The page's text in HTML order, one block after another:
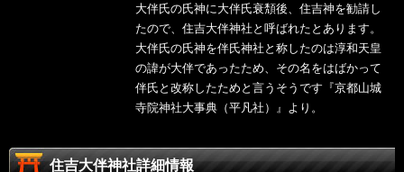
大伴氏の氏神に大伴氏衰頽後、住吉神を勧請し
たので、住吉大伴神社と呼ばれたとあります。
大伴氏の氏神を伴氏神社と称したのは淳和天皇
の諱が大伴であったため、その名をはばかって
伴氏と改称したためと言うそうです『京都山城
寺院神社大事典（平凡社）』より。
住吉大伴神社詳細情報